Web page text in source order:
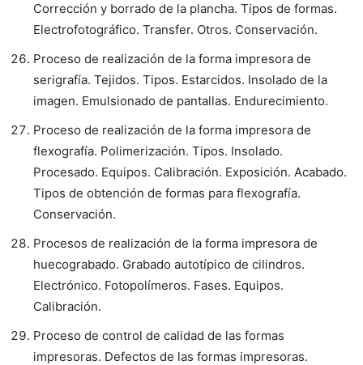
Corrección y borrado de la plancha. Tipos de formas.
Electrofotográfico. Transfer. Otros. Conservación.
Proceso de realización de la forma impresora de
serigrafía. Tejidos. Tipos. Estarcidos. Insolado de la
imagen. Emulsionado de pantallas. Endurecimiento.
Proceso de realización de la forma impresora de
flexografía. Polimerización. Tipos. Insolado.
Procesado. Equipos. Calibración. Exposición. Acabado.
Tipos de obtención de formas para flexografía.
Conservación.
Procesos de realización de la forma impresora de
huecograbado. Grabado autotípico de cilindros.
Electrónico. Fotopolímeros. Fases. Equipos.
Calibración.
Proceso de control de calidad de las formas
impresoras. Defectos de las formas impresoras.